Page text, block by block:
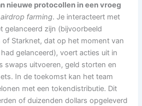
nieuwe protocollen in een vroeg
airdrop farming. Je interacteert met
gelanceerd zijn (bijvoorbeeld
of Starknet, dat op het moment van
gelanceerd), voert acties uit in
swaps uitvoeren, geld storten en
In de toekomst kan het team
met een tokendistributie. Dit
of duizenden dollars opgeleverd